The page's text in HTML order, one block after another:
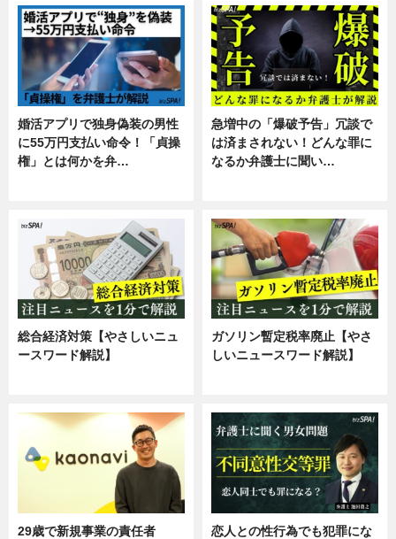
婚活アプリで独身偽装の男性
に55万円支払い命令！「貞操
権」とは何かを弁…
急増中の「爆破予告」冗談で
は済まされない！どんな罪に
なるか弁護士に聞い…
総合経済対策【やさしいニュ
ースワード解説】
ガソリン暫定税率廃止【やさ
しいニュースワード解説】
29歳で新規事業の責任者
恋人との性行為でも犯罪にな